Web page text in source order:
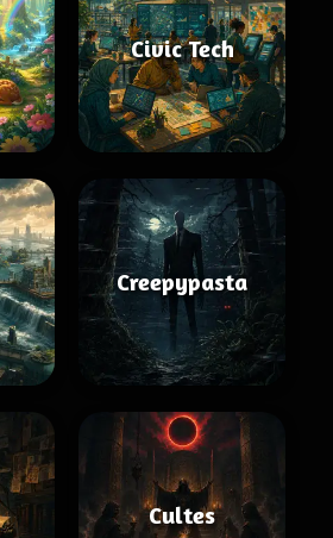
Civic Tech
Creepypasta
Cultes